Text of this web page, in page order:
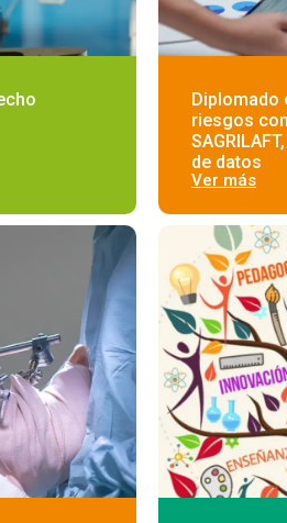
Diplomado
riesgos
de datos
Ver más